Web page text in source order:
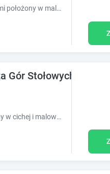
Dom na wzgórzu Pensjonat z apartamentami i pokojami położony w malowniczym mieście Duszniki Zdrój.
Stołowych. Z dala
Domek całoroczny u podnóża Gór Stołowych. Położony w cichej i malowniczej miejscowości. Idealne miejsce do wypoczynku dla rodzin. Grill, plac zabaw.